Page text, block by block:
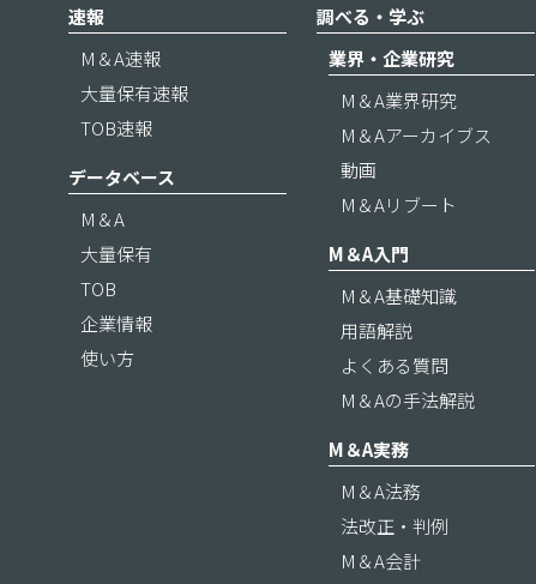
速報
M＆A速報
大量保有速報
TOB速報
データベース
M＆A
大量保有
TOB
企業情報
使い方
調べる・学ぶ
業界・企業研究
M＆A業界研究
M＆Aアーカイブス
動画
M＆Aリブート
M＆A入門
M＆A基礎知識
用語解説
よくある質問
M＆Aの手法解説
M＆A実務
M＆A法務
法改正・判例
M＆A会計